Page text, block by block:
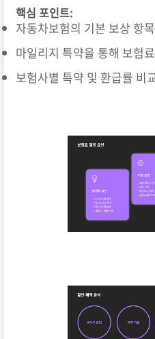
핵심 포인트:
자동차보험의 기본 보상 항
마일리지 특약을 통해 보험
보험사별 특약 및 환급률 비